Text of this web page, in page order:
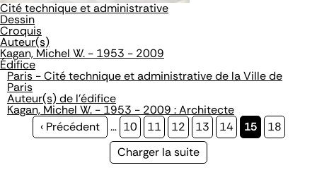
Cité technique et administrative
Dessin
Croquis
Auteur(s)
Kagan, Michel W. - 1953 - 2009
Édifice
Paris - Cité technique et administrative de la Ville de
Paris
Auteur(s) de l'édifice
Kagan, Michel W. - 1953 - 2009 : Architecte
Page
‹ Précédent … Page
10 Page
11 Page
12 Page
13 Page
14
Page
15 Page
18
Page
Charger la suite